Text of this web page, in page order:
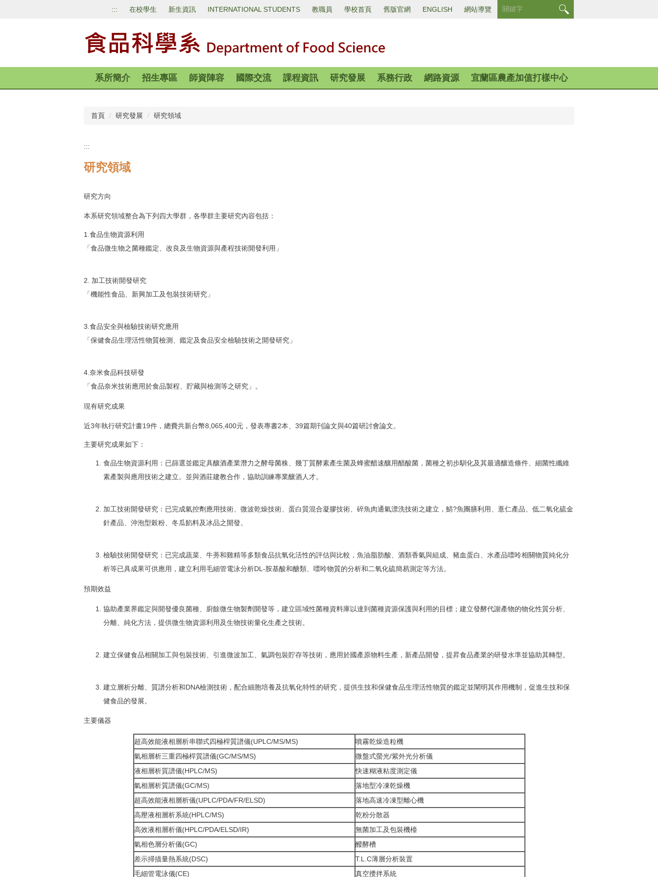
區
::: 在校學生 新生資訊 INTERNATIONAL STUDENTS 教職員 學校首頁 舊版官網 ENGLISH 網站導覽
系所簡介 招生專區 師資陣容 國際交流 課程資訊 研究發展 系務行政 網路資源 宜蘭區農產加值打樣中心
首頁 研究發展 研究領域
:::
研究領域
研究方向
本系研究領域整合為下列四大學群，各學群主要研究內容包括：
1.食品生物資源利用
「食品微生物之菌種鑑定、改良及生物資源與產程技術開發利用」
2. 加工技術開發研究
「機能性食品、新興加工及包裝技術研究」
3.食品安全與檢驗技術研究應用
「保健食品生理活性物質檢測、鑑定及食品安全檢驗技術之開發研究」
4.奈米食品科技研發
「食品奈米技術應用於食品製程、貯藏與檢測等之研究」。
現有研究成果
近3年執行研究計畫19件，總費共新台幣8,065,400元，發表專書2本、39篇期刊論文與40篇研討會論文。
主要研究成果如下：
食品生物資源利用：已篩選並鑑定具釀酒產業潛力之酵母菌株、幾丁質酵素產生菌及蜂蜜醋速釀用醋酸菌，菌種之初步馴化及其最適釀造條件、細菌性纖維
素產製與應用技術之建立。並與酒莊建教合作，協助訓練專業釀酒人才。
加工技術開發研究：已完成氣控劑應用技術、微波乾燥技術、蛋白質混合凝膠技術、碎魚肉通氣漂洗技術之建立，鯖?魚團膳利用、薏仁產品、低二氧化硫金
針產品、沖泡型榖粉、冬瓜餡料及冰品之開發。
檢驗技術開發研究：已完成蔬菜、牛蒡和雞精等多類食品抗氧化活性的評估與比較，魚油脂肪酸、酒類香氣與組成、豬血蛋白、水產品嘌呤相關物質純化分
析等已具成果可供應用，建立利用毛細管電泳分析DL-胺基酸和醣類、嘌呤物質的分析和二氧化硫簡易測定等方法。
預期效益
協助產業界鑑定與開發優良菌種、廚餘微生物製劑開發等，建立區域性菌種資料庫以達到菌種資源保護與利用的目標；建立發酵代謝產物的物化性質分析、
分離、純化方法，提供微生物資源利用及生物技術量化生產之技術。
建立保健食品相關加工與包裝技術、引進微波加工、氣調包裝貯存等技術，應用於國產原物料生產，新產品開發，提昇食品產業的研發水準並協助其轉型。
建立層析分離、質譜分析和DNA檢測技術，配合細胞培養及抗氧化特性的研究，提供生技和保健食品生理活性物質的鑑定並闡明其作用機制，促進生技和保
健食品的發展。
主要儀器
超高效能液相層析串聯式四極桿質譜儀(UPLC/MS/MS)
噴霧乾燥造粒機
氣相層析三重四極桿質譜儀(GC/MS/MS)
微盤式螢光/紫外光分析儀
液相層析質譜儀(HPLC/MS)
快速糊液粘度測定儀
氣相層析質譜儀(GC/MS)
落地型冷凍乾燥機
超高效能液相層析儀(UPLC/PDA/FR/ELSD)
落地高速冷凍型離心機
高壓液相層析系統(HPLC/MS)
乾粉分散器
高效液相層析儀(HPLC/PDA/ELSD/IR)
無菌加工及包裝機檯
氣相色層分析儀(GC)
醱酵槽
差示掃描量熱系統(DSC)
T.L.C薄層分析裝置
毛細管電泳儀(CE)
真空攪拌系統